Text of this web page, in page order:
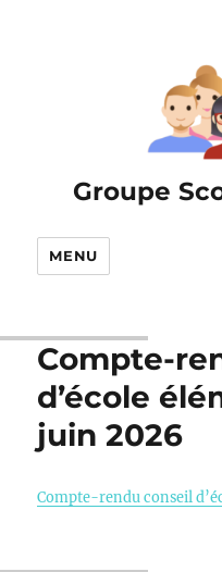
Groupe
MENU
Compte-
d’école
juin 2026
Compte-rendu conseil